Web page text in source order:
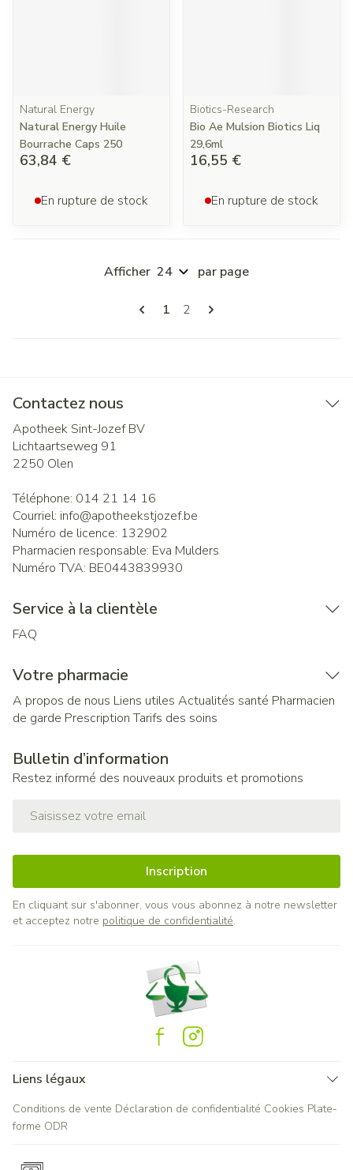
Natural Energy
Natural Energy Huile
Bourrache Caps 250
63,84 €
En rupture de stock
Biotics-Research
Bio Ae Mulsion Biotics Liq
29,6ml
16,55 €
En rupture de stock
Pages
Vous lisez actuellement la page
1 Page
2
Afficher par page
Contactez nous
Apotheek Sint-Jozef BV
Lichtaartseweg 91
2250 Olen
Téléphone: 014 21 14 16
Courriel: info@apotheekstjozef.be
Numéro de licence: 132902
Pharmacien responsable: Eva Mulders
Numéro TVA: BE0443839930
Service à la clientèle
FAQ
Votre pharmacie
A propos de nous Liens utiles Actualités santé Pharmacien
de garde Prescription Tarifs des soins
Bulletin d’information
Restez informé des nouveaux produits et promotions
Inscription
En cliquant sur s'abonner, vous vous abonnez à notre newsletter
et acceptez notre politique de confidentialité.
Liens légaux
Conditions de vente Déclaration de confidentialité Cookies Plate-
forme ODR